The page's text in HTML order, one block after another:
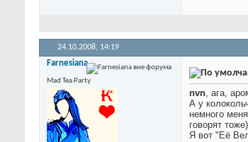
24.10.2008, 14:19
Farnesiana
Mad Tea Party
nvn, ага,
А у
немного
говорят
Я вот "Её